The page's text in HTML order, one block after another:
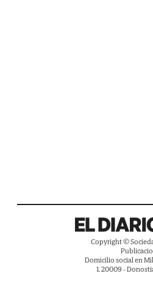
Copyright ©
Domicilio social en
1. 20009 -